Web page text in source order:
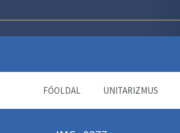
FŐOLDAL UNITARIZMUS